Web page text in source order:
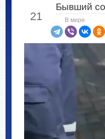
21
Бывший
В мире